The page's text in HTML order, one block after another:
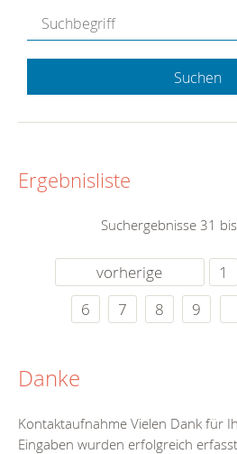
Suchen
Ergebnisliste
Suchergebnisse 31
vorherige 1
6
7 8 9
Danke
Kontaktaufnahme Vielen Dank für
Eingaben wurden erfolgreich